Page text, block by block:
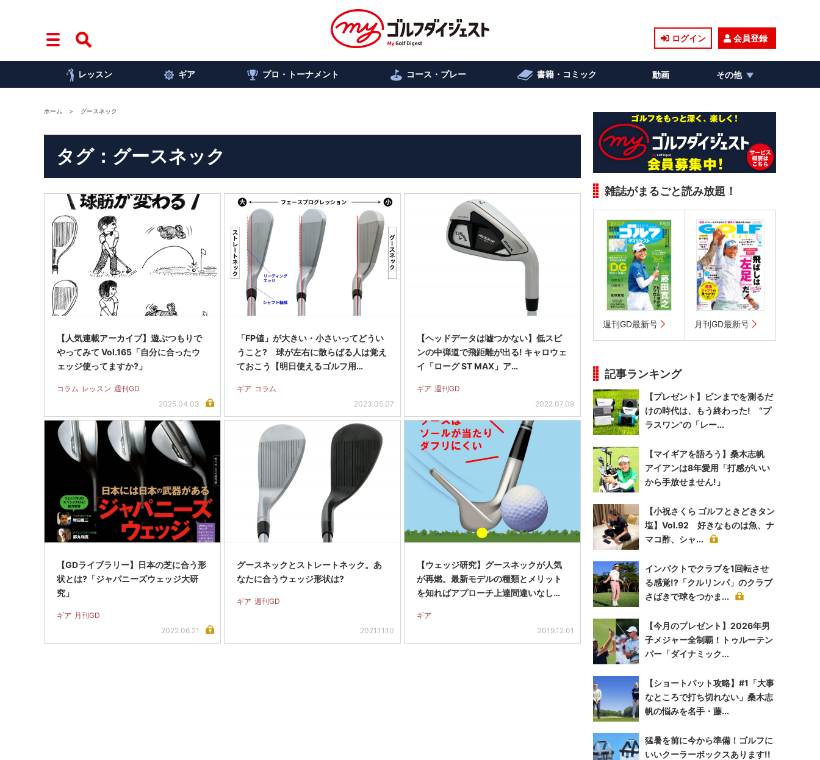
ログイン 会員登録
レッスン ギア プロ・トーナメント コース・プレー 書籍・コミック 動画 その他
ホーム グースネック
タグ：グースネック
【人気連載アーカイブ】遊ぶつもりで
やってみて Vol.165「自分に合ったウ
ェッジ使ってますか?」
コラム レッスン 週刊GD
2025.04.03
「FP値」が大きい・小さいってどうい
うこと? 球が左右に散らばる人は覚え
ておこう【明日使えるゴルフ用…
ギア コラム
2023.05.07
【ヘッドデータは嘘つかない】低スピ
ンの中弾道で飛距離が出る! キャロウェ
イ「ローグ ST MAX」ア…
ギア 週刊GD
2022.07.09
【GDライブラリー】日本の芝に合う形
状とは?「ジャパニーズウェッジ大研
究」
ギア 月刊GD
2022.06.21
グースネックとストレートネック。あ
なたに合うウェッジ形状は?
ギア 週刊GD
2021.11.10
【ウェッジ研究】グースネックが人気
が再燃。最新モデルの種類とメリット
を知ればアプローチ上達間違いなし…
ギア
2019.12.01
雑誌がまるごと読み放題！
週刊GD最新号 月刊GD最新号
記事ランキング
【プレゼント】ピンまでを測るだ
けの時代は、もう終わった! “プ
ラスワン”の「レー...
【マイギアを語ろう】桑木志帆
アイアンは8年愛用「打感がいい
から手放せません!」
【小祝さくら ゴルフときどきタン
塩】Vol.92 好きなものは魚、ナ
マコ酢、シャ...
インパクトでクラブを1回転させ
る感覚!?「クルリンパ」のクラブ
さばきで球をつかま...
【今月のプレゼント】2026年男
子メジャー全制覇！トゥルーテン
パー「ダイナミック...
【ショートパット攻略】#1「大事
なところで打ち切れない」桑木志
帆の悩みを名手・藤...
猛暑を前に今から準備！ゴルフに
いいクーラーボックスあります!!